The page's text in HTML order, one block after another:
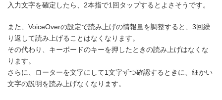
時
入力文字を確定したら、2本指で1回タップするとよさそうです。
また、VoiceOverの設定で読み上げの情報量を調整すると、3回繰
り返して読み上げることはなくなります。
その代わり、キーボードのキーを押したときの読み上げはなくな
ります。
さらに、ローターを文字にして1文字ずつ確認するときに、細かい
文字の説明を読み上げなくなります。